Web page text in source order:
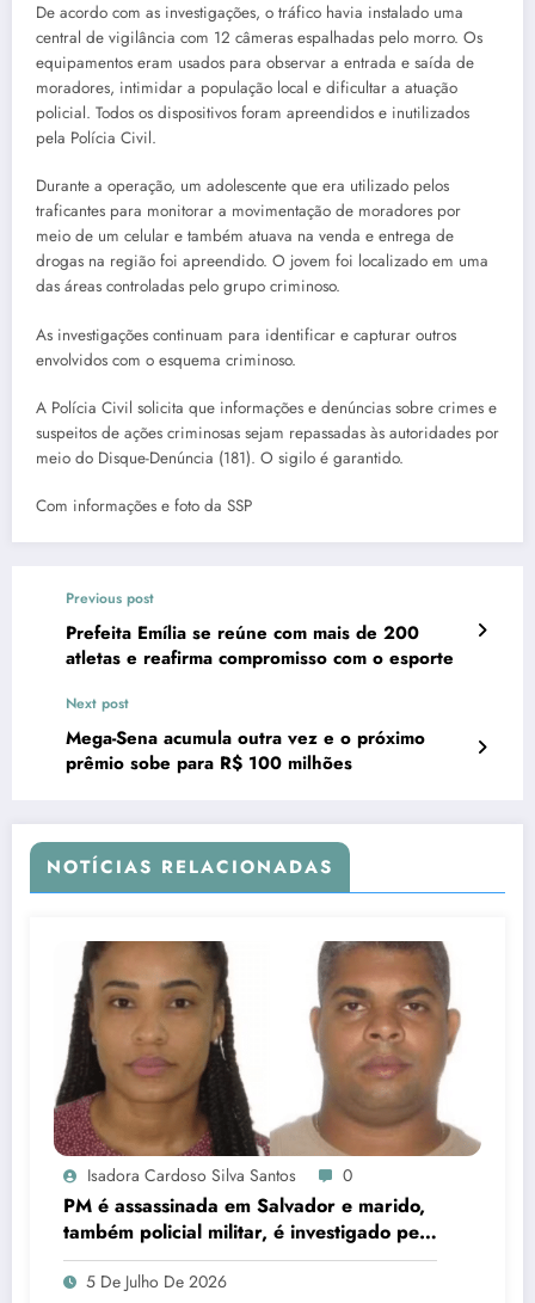
De acordo com as investigações, o tráfico havia instalado uma
central de vigilância com 12 câmeras espalhadas pelo morro. Os
equipamentos eram usados para observar a entrada e saída de
moradores, intimidar a população local e dificultar a atuação
policial. Todos os dispositivos foram apreendidos e inutilizados
pela Polícia Civil.
Durante a operação, um adolescente que era utilizado pelos
traficantes para monitorar a movimentação de moradores por
meio de um celular e também atuava na venda e entrega de
drogas na região foi apreendido. O jovem foi localizado em uma
das áreas controladas pelo grupo criminoso.
As investigações continuam para identificar e capturar outros
envolvidos com o esquema criminoso.
A Polícia Civil solicita que informações e denúncias sobre crimes e
suspeitos de ações criminosas sejam repassadas às autoridades por
meio do Disque-Denúncia (181). O sigilo é garantido.
Com informações e foto da SSP
Previous post
Prefeita Emília se reúne com mais de 200
atletas e reafirma compromisso com o esporte
Next post
Mega-Sena acumula outra vez e o próximo
prêmio sobe para R$ 100 milhões
NOTÍCIAS RELACIONADAS
Isadora Cardoso Silva Santos 0
PM é assassinada em Salvador e marido,
também policial militar, é investigado pelo
crime
5 De Julho De 2026